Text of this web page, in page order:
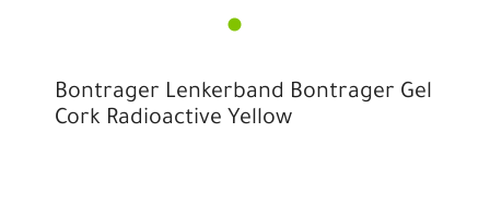
Bontrager Lenkerband Bontrager Gel
Cork Radioactive Yellow